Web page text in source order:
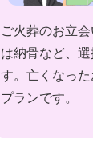
ご火葬のお立
は納骨など、
す。亡くなっ
プランです。